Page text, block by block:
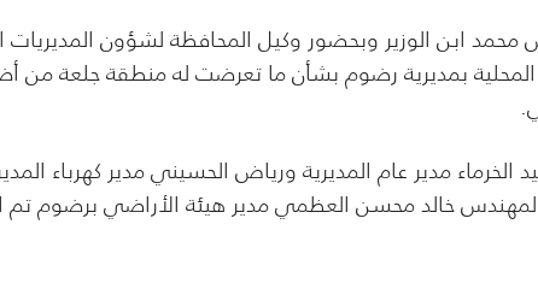
ابن الوزير وبحضور وكيل المحافظة لشؤون المديريات
المحلية بمديرية رضوم بشأن ما تعرضت له منطقة جلعة من
مدير عام المديرية ورياض الحسيني مدير كهرباء
خالد محسن العظمي مدير هيئة الأراضي برضوم